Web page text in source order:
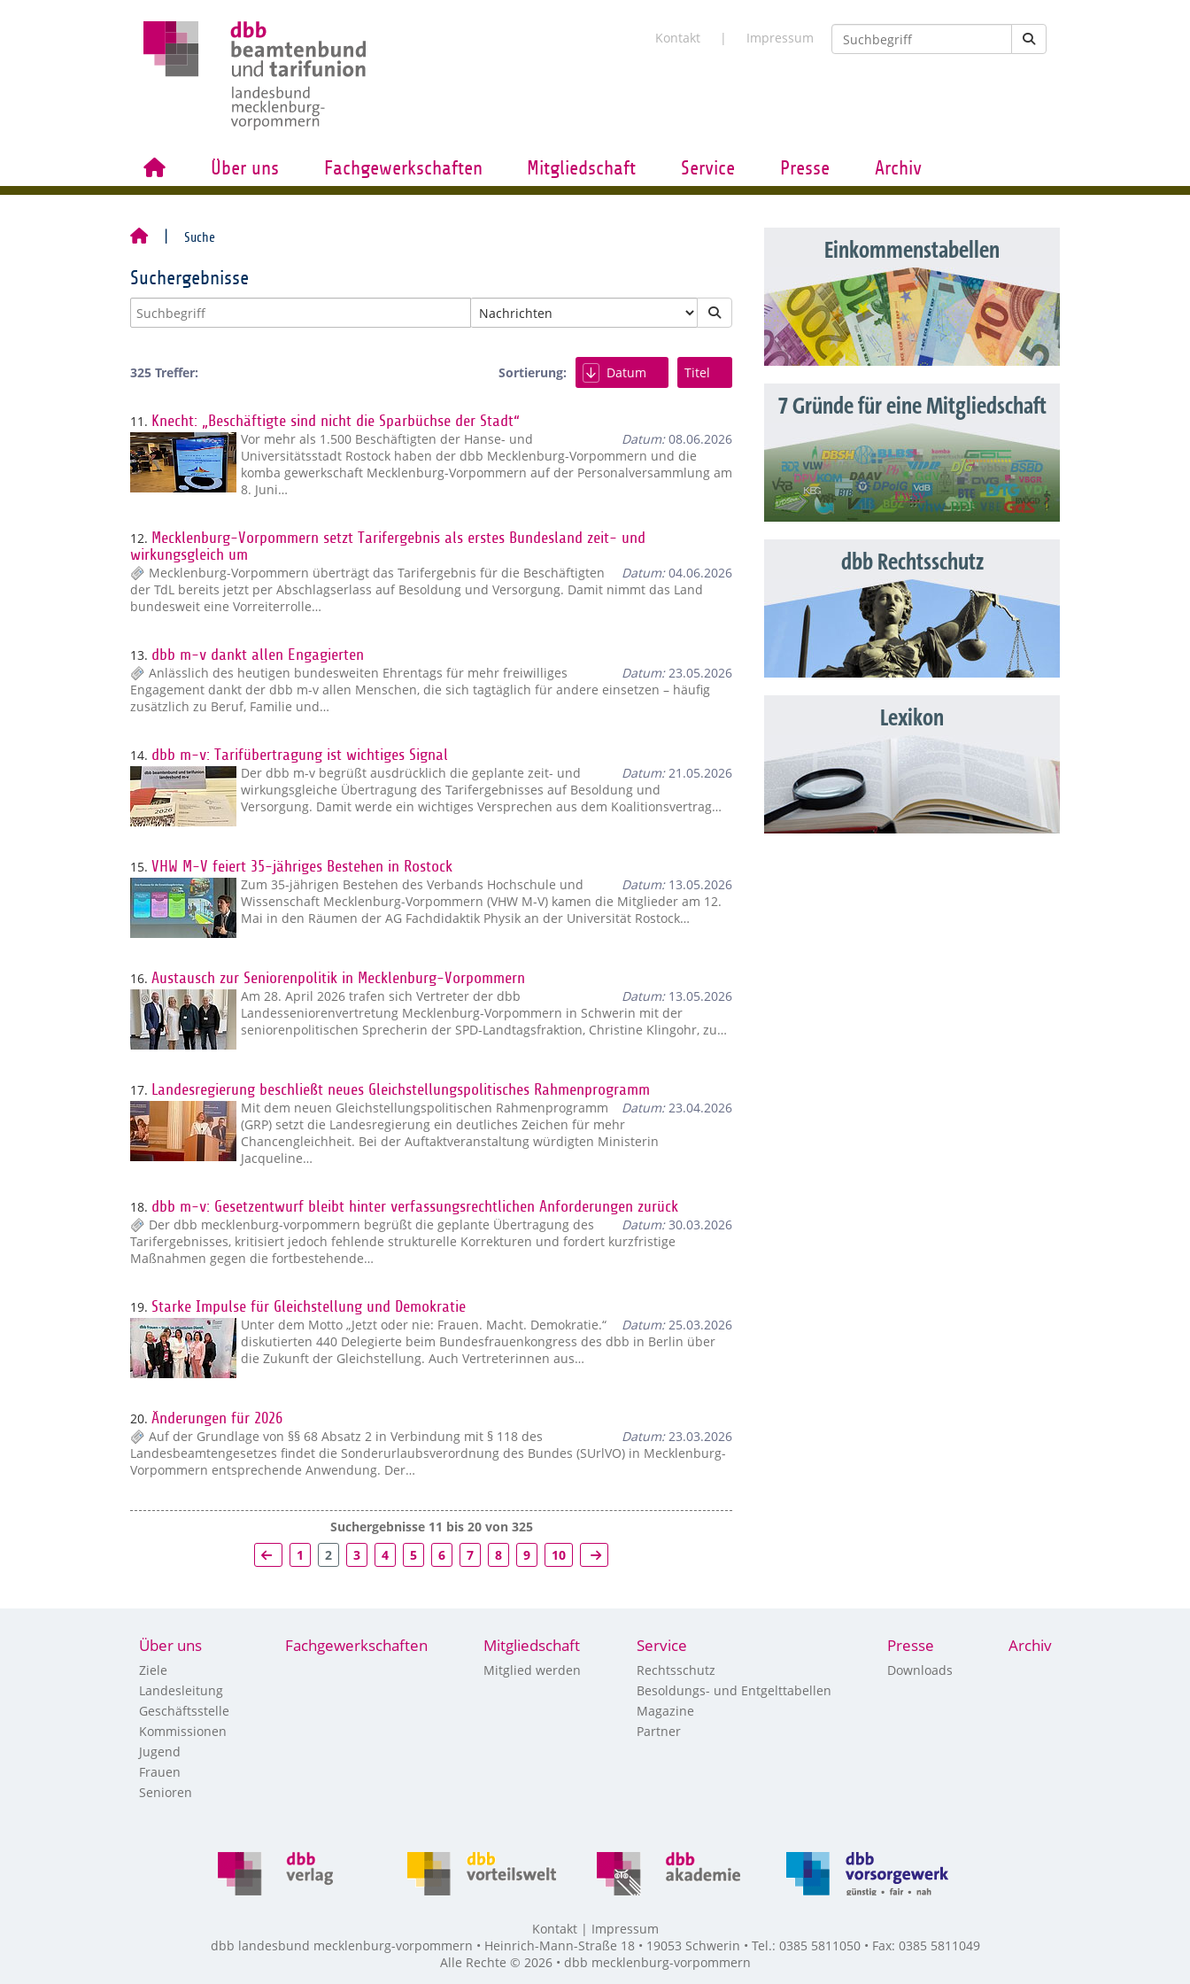
Kontakt Impressum
Über uns Fachgewerkschaften Mitgliedschaft Service Presse Archiv
Suche
Suchergebnisse
325 Treffer: Sortierung: Datum Titel
11. Knecht: „Beschäftigte sind nicht die Sparbüchse der Stadt“
Datum:08.06.2026
Vor mehr als 1.500 Beschäftigten der Hanse- und
Universitätsstadt Rostock haben der dbb Mecklenburg-Vorpommern und die
komba gewerkschaft Mecklenburg-Vorpommern auf der Personalversammlung am
8. Juni…
12. Mecklenburg-Vorpommern setzt Tarifergebnis als erstes Bundesland zeit- und
wirkungsgleich um
Datum:04.06.2026
Mecklenburg-Vorpommern überträgt das Tarifergebnis für die Beschäftigten
der TdL bereits jetzt per Abschlagserlass auf Besoldung und Versorgung. Damit nimmt das Land
bundesweit eine Vorreiterrolle…
13. dbb m-v dankt allen Engagierten
Datum:23.05.2026
Anlässlich des heutigen bundesweiten Ehrentags für mehr freiwilliges
Engagement dankt der dbb m-v allen Menschen, die sich tagtäglich für andere einsetzen – häufig
zusätzlich zu Beruf, Familie und…
14. dbb m-v: Tarifübertragung ist wichtiges Signal
Datum:21.05.2026
Der dbb m-v begrüßt ausdrücklich die geplante zeit- und
wirkungsgleiche Übertragung des Tarifergebnisses auf Besoldung und
Versorgung. Damit werde ein wichtiges Versprechen aus dem Koalitionsvertrag…
15. VHW M-V feiert 35-jähriges Bestehen in Rostock
Datum:13.05.2026
Zum 35-jährigen Bestehen des Verbands Hochschule und
Wissenschaft Mecklenburg-Vorpommern (VHW M-V) kamen die Mitglieder am 12.
Mai in den Räumen der AG Fachdidaktik Physik an der Universität Rostock…
16. Austausch zur Seniorenpolitik in Mecklenburg-Vorpommern
Datum:13.05.2026
Am 28. April 2026 trafen sich Vertreter der dbb
Landesseniorenvertretung Mecklenburg-Vorpommern in Schwerin mit der
seniorenpolitischen Sprecherin der SPD-Landtagsfraktion, Christine Klingohr, zu…
17. Landesregierung beschließt neues Gleichstellungspolitisches Rahmenprogramm
Datum:23.04.2026
Mit dem neuen Gleichstellungspolitischen Rahmenprogramm
(GRP) setzt die Landesregierung ein deutliches Zeichen für mehr
Chancengleichheit. Bei der Auftaktveranstaltung würdigten Ministerin
Jacqueline…
18. dbb m-v: Gesetzentwurf bleibt hinter verfassungsrechtlichen Anforderungen zurück
Datum:30.03.2026
Der dbb mecklenburg-vorpommern begrüßt die geplante Übertragung des
Tarifergebnisses, kritisiert jedoch fehlende strukturelle Korrekturen und fordert kurzfristige
Maßnahmen gegen die fortbestehende…
19. Starke Impulse für Gleichstellung und Demokratie
Datum:25.03.2026
Unter dem Motto „Jetzt oder nie: Frauen. Macht. Demokratie.“
diskutierten 440 Delegierte beim Bundesfrauenkongress des dbb in Berlin über
die Zukunft der Gleichstellung. Auch Vertreterinnen aus…
20. Änderungen für 2026
Datum:23.03.2026
Auf der Grundlage von §§ 68 Absatz 2 in Verbindung mit § 118 des
Landesbeamtengesetzes findet die Sonderurlaubsverordnung des Bundes (SUrlVO) in Mecklenburg-
Vorpommern entsprechende Anwendung. Der…
Suchergebnisse 11 bis 20 von 325
1
2 3 4 5 6 7 8 9 10
Einkommenstabellen
7 Gründe für eine Mitgliedschaft
dbb Rechtsschutz
Lexikon
Über uns
Ziele
Landesleitung
Geschäftsstelle
Kommissionen
Jugend
Frauen
Senioren
Fachgewerkschaften Mitgliedschaft
Mitglied werden
Service
Rechtsschutz
Besoldungs- und Entgelttabellen
Magazine
Partner
Presse
Downloads
Archiv
Kontakt
Impressum
dbb landesbund mecklenburg-vorpommern • Heinrich-Mann-Straße 18 • 19053 Schwerin • Tel.: 0385 5811050 • Fax: 0385 5811049
Alle Rechte © 2026 • dbb mecklenburg-vorpommern